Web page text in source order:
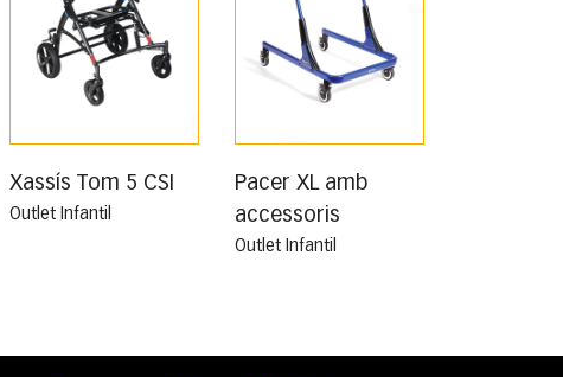
Xassís Tom 5 CSI
Outlet Infantil
Pacer XL amb
accessoris
Outlet Infantil